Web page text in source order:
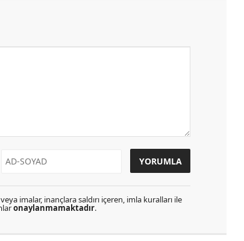
imalar, inançlara saldırı içeren, imla kuralları ile
onaylanmamaktadır.